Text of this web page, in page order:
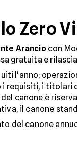
Zero
Aranciocon
gratuita e
l'anno;
requisiti, i titolari
canone è
il canone
del canone